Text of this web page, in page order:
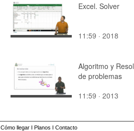
Excel. Solver
11:59 · 2018
Algoritmo y
de problemas
11:59 · 2013
Cómo llegar I Planos I Contacto